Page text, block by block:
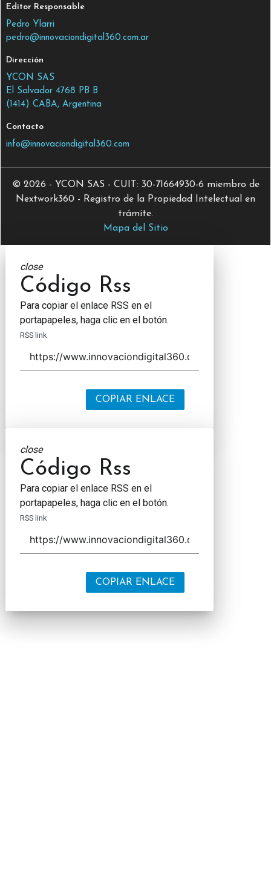
Editor Responsable
Pedro Ylarri
pedro@innovaciondigital360.com.ar
Dirección
YCON SAS
El Salvador 4768 PB B
(1414) CABA, Argentina
Contacto
info@innovaciondigital360.com
© 2026 - YCON SAS - CUIT: 30-71664930-6 miembro de
Nextwork360 - Registro de la Propiedad Intelectual en
trámite.
Mapa del Sitio
close
Código Rss
Para copiar el enlace RSS en el
portapapeles, haga clic en el botón.
RSS link
COPIAR ENLACE
close
Código Rss
Para copiar el enlace RSS en el
portapapeles, haga clic en el botón.
RSS link
COPIAR ENLACE